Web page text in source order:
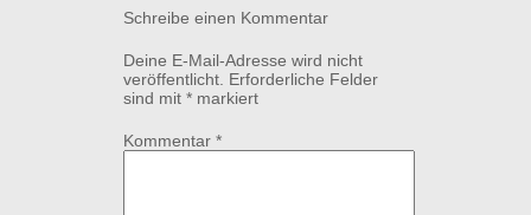
Schreibe einen Kommentar
Deine E-Mail-Adresse wird nicht
veröffentlicht. Erforderliche Felder
sind mit * markiert
Kommentar *